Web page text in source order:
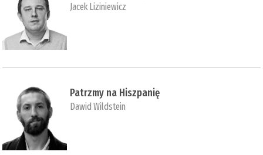
Jacek Liziniewicz
Patrzmy na Hiszpanię
Dawid Wildstein